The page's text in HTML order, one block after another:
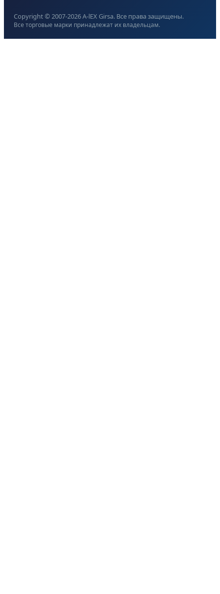
Copyright © 2007-2026A-lEX Girsa. Все права защищены.
Все торговые марки принадлежат их владельцам.